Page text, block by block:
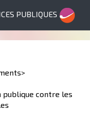
PUBLIQUES
>
contre les